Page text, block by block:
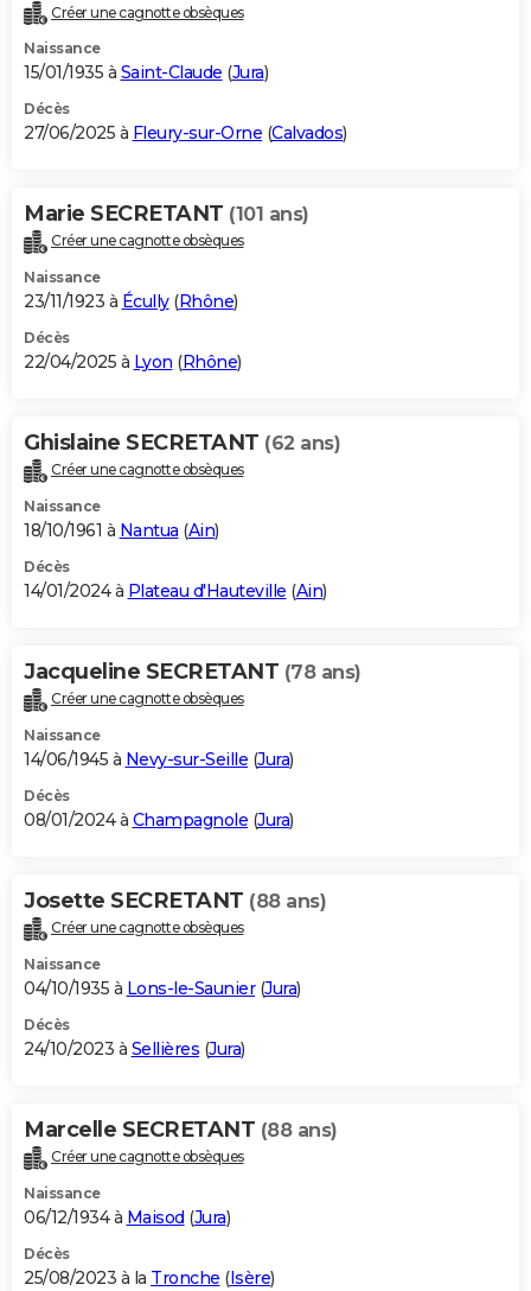
Créer une cagnotte obsèques
Naissance
15/01/1935 à Saint-Claude (Jura)
Décès
27/06/2025 à Fleury-sur-Orne (Calvados)
Marie SECRETANT (101 ans)
Créer une cagnotte obsèques
Naissance
23/11/1923 à Écully(Rhône)
Décès
22/04/2025 à Lyon (Rhône)
Ghislaine SECRETANT (62 ans)
Créer une cagnotte obsèques
Naissance
18/10/1961 à Nantua (Ain)
Décès
14/01/2024 à Plateau d'Hauteville (Ain)
Jacqueline SECRETANT (78 ans)
Créer une cagnotte obsèques
Naissance
14/06/1945 à Nevy-sur-Seille (Jura)
Décès
08/01/2024 à Champagnole (Jura)
Josette SECRETANT (88 ans)
Créer une cagnotte obsèques
Naissance
04/10/1935 à Lons-le-Saunier(Jura)
Décès
24/10/2023 à Sellières (Jura)
Marcelle SECRETANT (88 ans)
Créer une cagnotte obsèques
Naissance
06/12/1934 à Maisod (Jura)
Décès
25/08/2023 à la Tronche (Isère)